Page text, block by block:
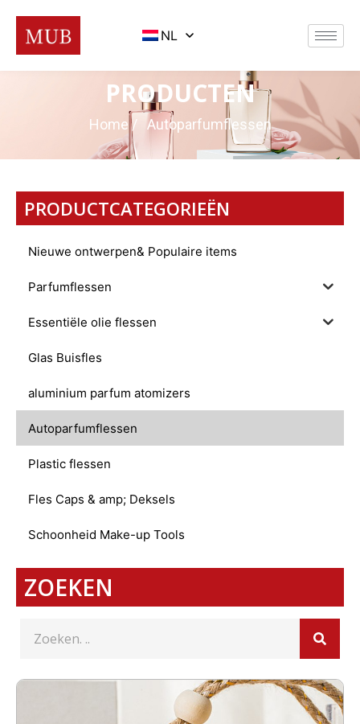
NL
PRODUCTEN
Home/ Autoparfumflessen
PRODUCTCATEGORIEËN
Nieuwe ontwerpen& Populaire items
Parfumflessen
Essentiële olie flessen
Glas Buisfles
aluminium parfum atomizers
Autoparfumflessen
Plastic flessen
Fles Caps & amp; Deksels
Schoonheid Make-up Tools
ZOEKEN